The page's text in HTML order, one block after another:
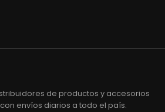
de productos y accesorios
envíos diarios a todo el país.